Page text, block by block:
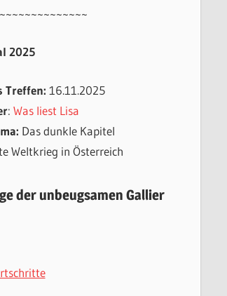
2025
Treffen: 16.11.2025
: Was liest Lisa
Das dunkle Kapitel
Weltkrieg in Österreich
der unbeugsamen Gallier